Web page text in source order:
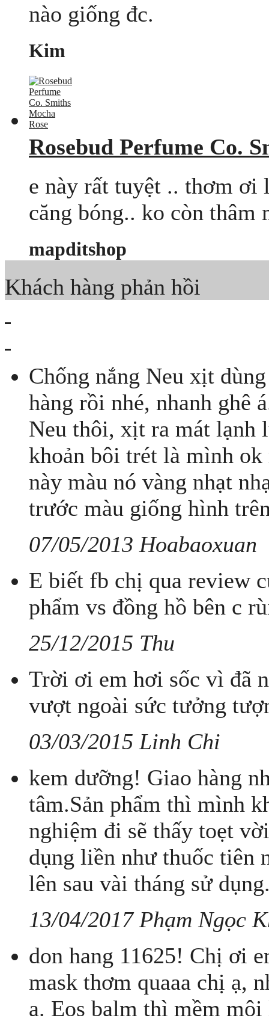
nào giống đc.
Kim
Rosebud Perfume Co.
e này rất tuyệt .. thơm ơi
căng bóng.. ko còn thâm
mapditshop
Khách hàng phản hồi
Chống nắng Neu xịt
hàng rồi nhé, nhanh ghê
Neu thôi, xịt ra mát lạnh
khoản bôi trét là mình
này màu nó vàng nhạt
trước màu giống hình
07/05/2013 Hoabaoxuan
E biết fb chị qua review
phẩm vs đồng hồ bên c
25/12/2015 Thu
Trời ơi em hơi sốc vì đã
vượt ngoài sức tưởng
03/03/2015 Linh Chi
kem dưỡng! Giao hàng
tâm.Sản phẩm thì mình
nghiệm đi sẽ thấy toẹt
dụng liền như thuốc tiên
lên sau vài tháng sử
13/04/2017 Phạm Ngọc
don hang 11625! Chị ơi
mask thơm quaaa chị ạ,
a. Eos balm thì mềm